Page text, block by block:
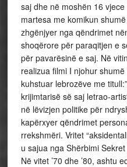
saj dhe në moshën 16
martesa me komikun
zhgënjyer nga qëndrimet
shoqërore për paraqitjen e
për pavarësinë e saj. Në
realizua filmi I njohur
kuhstuar lebrozëve me
krijimtarisë së saj letrao-
në lëvizjen politike për
kapërxyer qëndrimet
rrekshmëri. Vritet
u sajua nga Shërbimi Sekret
Në vitet ’70 dhe ’80, ashtu